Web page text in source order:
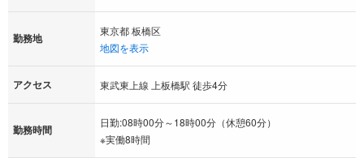
勤務地
東京都 板橋区
地図を表示
アクセス 東武東上線 上板橋駅 徒歩4分
勤務時間
日勤:08時00分～18時00分（休憩60分）
※実働8時間